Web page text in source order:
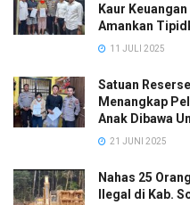
Kaur
Amankan
11 JULI 2025
Satuan
Menangkap
Anak Dibawa
21 JUNI 2025
Nahas 25
Ilegal di Kab.